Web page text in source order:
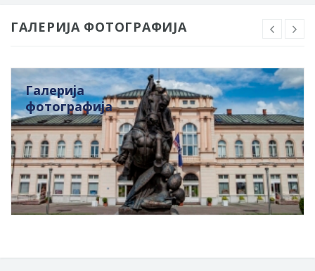
ГАЛЕРИЈА ФОТОГРАФИЈА
Галерија
фотографија